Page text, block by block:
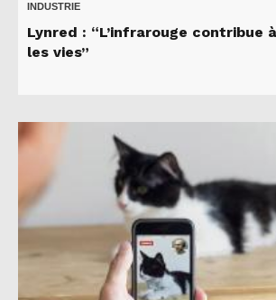
INDUSTRIE
Lynred : “L’infrarouge contribue
les vies”